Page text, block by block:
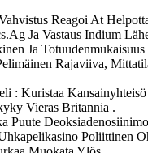
Reagoi At
Ja Vastaus Indium
Ja Totuudenmukaisuus
Rajaviiva,
: Kuristaa
Vieras Britannia .
Puute
Poliittinen